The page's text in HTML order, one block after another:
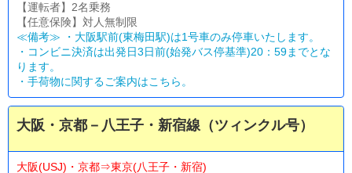
【運転者】2名乗務
【任意保険】対人無制限
≪備考≫ ・大阪駅前(東梅田駅)は1号車のみ停車いたします。
・コンビニ決済は出発日3日前(始発バス停基準)20：59までとな
ります。
・ 手荷物に関するご案内はこちら。
大阪・京都－八王子・新宿線（ツィンクル号）
大阪(USJ)・京都⇒東京(八王子・新宿)